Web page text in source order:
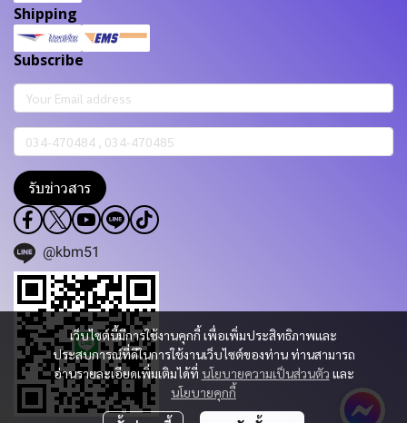
เว็บไซต์นี้มีการใช้งานคุกกี้ เพื่อเพิ่มประสิทธิภาพและ
ประสบการณ์ที่ดีในการใช้งานเว็บไซต์ของท่าน ท่านสามารถ
อ่านรายละเอียดเพิ่มเติมได้ที่ นโยบายความเป็นส่วนตัว และ
นโยบายคุกกี้
Shipping
Subscribe
รับข่าวสาร
@kbm51